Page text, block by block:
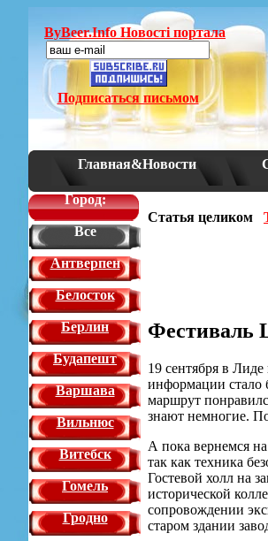
ByBeer.Info Новостi портала
Подписаться письмом
Главная&Новости
Город:
Все
Антверпен
Белосток
Берлин
Будапешт
Варшава
Вильнюс
Витебск
Гомель
Гродно
Статья целиком
Фестиваль
19 сентября в
информации стало
маршрут
знают немногие.
А пока вернемся
так как техника
Гостевой холл на
исторической
сопровождении
старом здании